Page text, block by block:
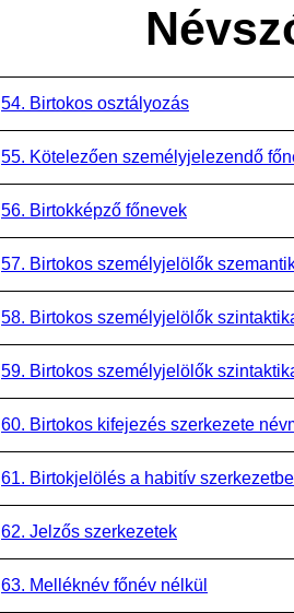
54. Birtokos osztályozás
55. Kötelezően személyjelezendő
56. Birtokképző főnevek
57. Birtokos személyjelölők
58. Birtokos személyjelölők
59. Birtokos személyjelölők
60. Birtokos kifejezés szerkezete
61. Birtokjelölés a habitív
62. Jelzős szerkezetek
63. Melléknév főnév nélkül